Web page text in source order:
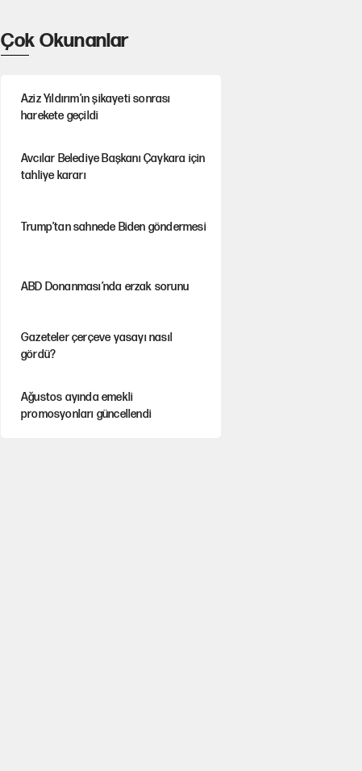
Çok Okunanlar
Aziz Yıldırım’ın şikayeti sonrası
harekete geçildi
Avcılar Belediye Başkanı Çaykara için
tahliye kararı
Trump’tan sahnede Biden göndermesi
ABD Donanması’nda erzak sorunu
Gazeteler çerçeve yasayı nasıl
gördü?
Ağustos ayında emekli
promosyonları güncellendi